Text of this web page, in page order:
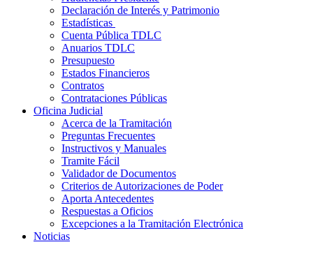
Declaración de Interés y Patrimonio
Estadísticas
Cuenta Pública TDLC
Anuarios TDLC
Presupuesto
Estados Financieros
Contratos
Contrataciones Públicas
Oficina Judicial
Acerca de la Tramitación
Preguntas Frecuentes
Instructivos y Manuales
Tramite Fácil
Validador de Documentos
Criterios de Autorizaciones de Poder
Aporta Antecedentes
Respuestas a Oficios
Excepciones a la Tramitación Electrónica
Noticias